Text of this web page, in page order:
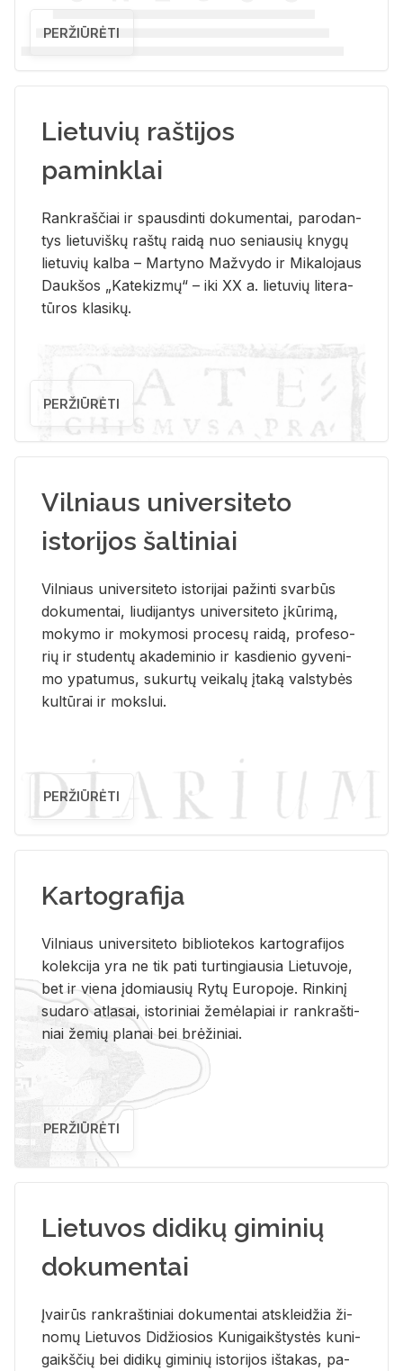
PERŽIŪRĖTI
Lietuvių raštijos
paminklai
Rank­raš­čiai ir spaus­din­ti do­ku­men­tai, pa­ro­dan­
tys lie­tu­viš­kų raš­tų rai­dą nuo se­niau­sių kny­gų
lie­tu­vių kal­ba – Mar­ty­no Ma­žvy­do ir Mi­ka­lo­jaus
Dauk­šos „Ka­te­kiz­mų“ – iki XX a. lie­tu­vių li­te­ra­
tū­ros kla­si­kų.
PERŽIŪRĖTI
Vilniaus universiteto
istorijos šaltiniai
Vil­niaus uni­ver­si­te­to is­to­ri­jai pa­žin­ti svar­būs
do­ku­men­tai, liu­di­jan­tys uni­ver­si­te­to įkū­ri­mą,
mo­ky­mo ir mo­ky­mo­si pro­ce­sų rai­dą, pro­fe­so­
rių ir stu­den­tų aka­de­mi­nio ir kas­die­nio gy­ve­ni­
mo ypa­tu­mus, su­kur­tų vei­ka­lų įta­ką vals­ty­bės
kul­tū­rai ir moks­lui.
PERŽIŪRĖTI
Kartografija
Vil­niaus uni­ver­si­te­to bi­b­lio­te­kos kar­to­gra­fi­jos
ko­lek­ci­ja yra ne tik pati tur­tin­giau­sia Lie­tu­vo­je,
bet ir vie­na įdo­miau­sių Rytų Eu­ro­po­je. Rin­ki­nį
su­da­ro at­la­sai, is­to­ri­niai že­mė­la­piai ir rank­raš­ti­
niai že­mių pla­nai bei brė­ži­niai.
PERŽIŪRĖTI
Lietuvos didikų giminių
dokumentai
Įvai­rūs rank­raš­ti­niai do­ku­men­tai at­sklei­džia ži­
no­mų Lie­tu­vos Di­džio­sios Ku­ni­gaikš­tys­tės ku­ni­
gaikš­čių bei di­di­kų gi­mi­nių is­to­ri­jos iš­ta­kas, pa­